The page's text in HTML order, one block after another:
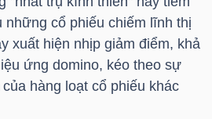
những cổ phiếu chiếm lĩnh thị
xuất hiện nhịp giảm điểm, khả
ứng domino, kéo theo sự
hàng loạt cổ phiếu khác